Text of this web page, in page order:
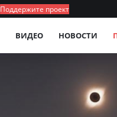
Поддержите проект
ВИДЕО НОВОСТИ